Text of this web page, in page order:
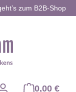
zum B2B-Shop
0,00 €